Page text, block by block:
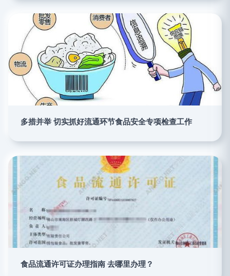
多措并举 切实抓好流通环节食品安全专项检查工作
食品流通许可证办理指南 去哪里办理？